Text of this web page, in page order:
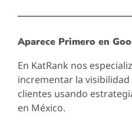
Aparece Primero en
En KatRank nos
incrementar la
clientes usando
en México.